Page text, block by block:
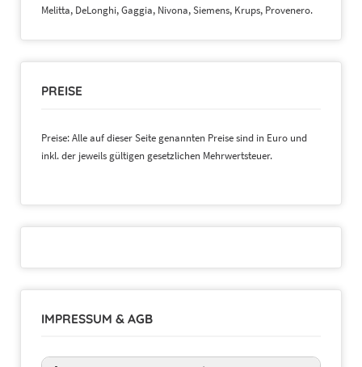
Melitta, DeLonghi, Gaggia, Nivona, Siemens, Krups, Provenero.
PREISE
Preise: Alle auf dieser Seite genannten Preise sind in Euro und
inkl. der jeweils gültigen gesetzlichen Mehrwertsteuer.
IMPRESSUM & AGB